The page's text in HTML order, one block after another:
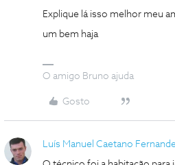
Explique lá isso melhor meu
um bem haja
O amigo Bruno ajuda
Gosto
Luís Manuel Caetano